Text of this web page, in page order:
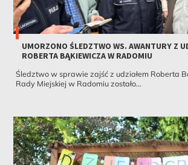
UMORZONO ŚLEDZTWO WS. AWANTURY Z
ROBERTA BĄKIEWICZA W RADOMIU
Śledztwo w sprawie zajść z udziałem Roberta
Rady Miejskiej w Radomiu zostało...